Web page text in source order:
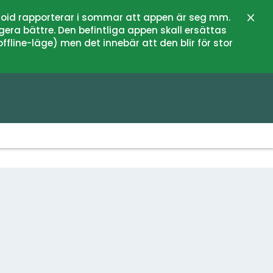
rapporterar i sommar att appen är seg mm.
bättre. Den befintliga appen skall ersättas
läge) men det innebär att den blir för stor